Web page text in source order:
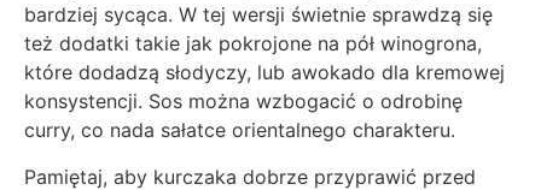
bardziej sycąca. W tej wersji świetnie sprawdzą się
też dodatki takie jak pokrojone na pół winogrona,
które dodadzą słodyczy, lub awokado dla kremowej
konsystencji. Sos można wzbogacić o odrobinę
curry, co nada sałatce orientalnego charakteru.
Pamiętaj, aby kurczaka dobrze przyprawić przed